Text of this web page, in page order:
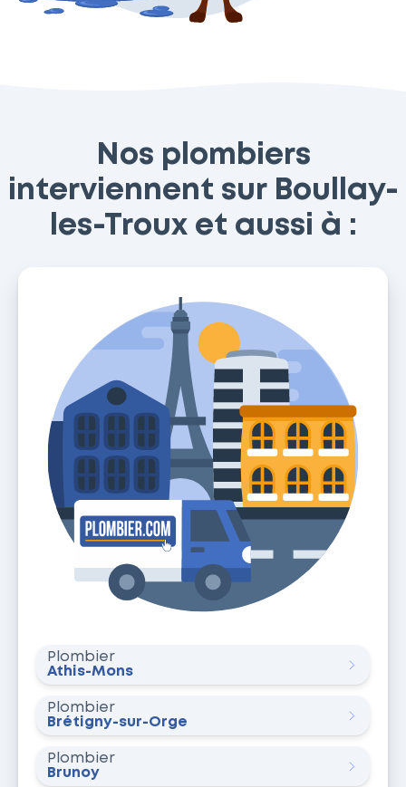
Nos plombiers
interviennent sur Boullay-
les-Troux et aussi à :
Plombier
Athis-Mons
Plombier
Brétigny-sur-Orge
Plombier
Brunoy